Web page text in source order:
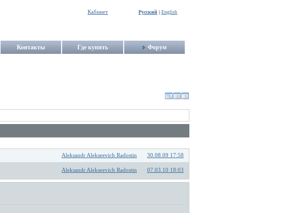
Кабинет Русский | English
Контакты Где купить Форум
Aleksandr Alekseevich Radostin 30.08.09 17:58
Aleksandr Alekseevich Radostin 07.03.10 18:03